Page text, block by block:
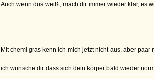
Auch wenn dus weißt, mach dir immer wieder klar, es
Mit chemi gras kenn ich mich jetzt nicht aus, aber paar
ich wünsche dir dass sich dein körper bald wieder